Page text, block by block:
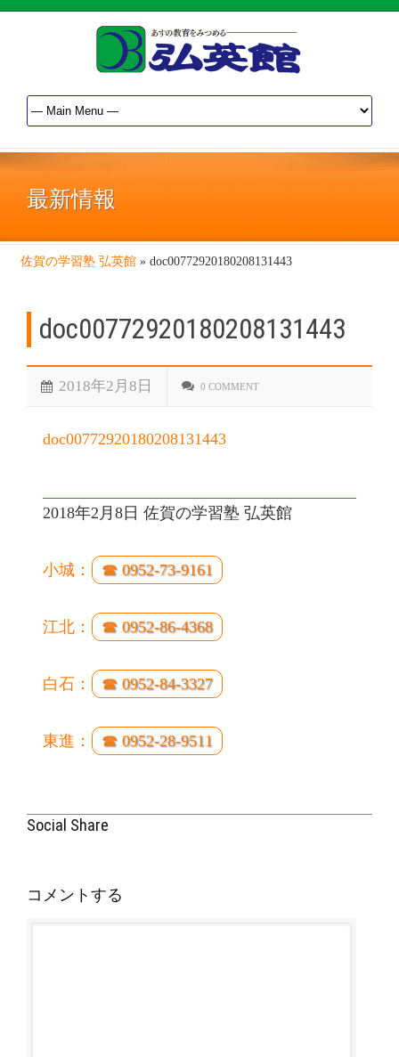
最新情報
佐賀の学習塾 弘英館 » doc00772920180208131443
doc00772920180208131443
2018年2月8日 0 COMMENT
doc00772920180208131443
2018年2月8日 佐賀の学習塾 弘英館
小城： ☎ 0952-73-9161
江北： ☎ 0952-86-4368
白石： ☎ 0952-84-3327
東進： ☎ 0952-28-9511
Social Share
コメントする